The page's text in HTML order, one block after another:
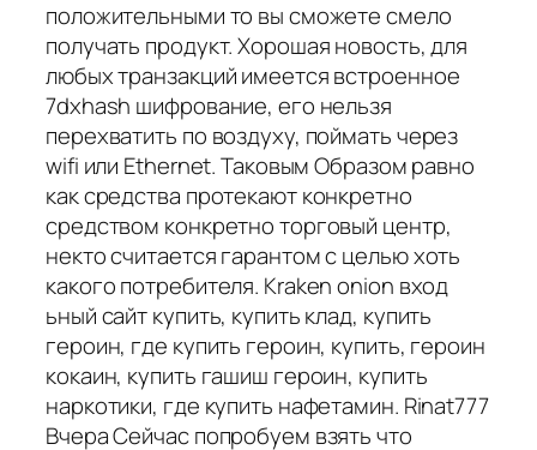
положительными то вы сможете смело
получать продукт. Хорошая новость, для
любых транзакций имеется встроенное
7dxhash шифрование, его нельзя
перехватить по воздуху, поймать через
wifi или Ethernet. Таковым Образом равно
как средства протекают конкретно
средством конкретно торговый центр,
некто считается гарантом с целью хоть
какого потребителя. Kraken onion вход
ьный сайт купить, купить клад, купить
героин, где купить героин, купить, героин
кокаин, купить гашиш героин, купить
наркотики, где купить нафетамин. Rinat777
Вчера Сейчас попробуем взять что